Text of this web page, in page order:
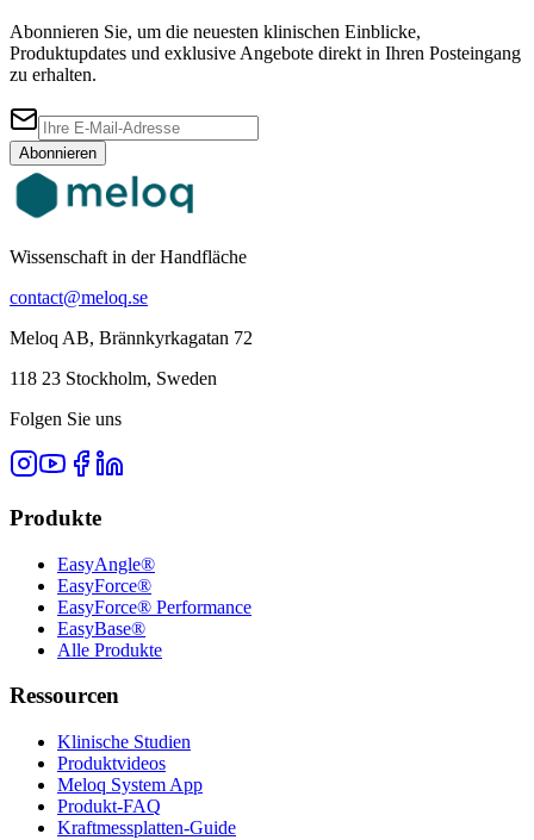
Abonnieren Sie, um die neuesten klinischen Einblicke,
Produktupdates und exklusive Angebote direkt in Ihren Posteingang
zu erhalten.
Abonnieren
Wissenschaft in der Handfläche
contact@meloq.se
Meloq AB, Brännkyrkagatan 72
118 23 Stockholm, Sweden
Folgen Sie uns
Produkte
EasyAngle®
EasyForce®
EasyForce® Performance
EasyBase®
Alle Produkte
Ressourcen
Klinische Studien
Produktvideos
Meloq System App
Produkt-FAQ
Kraftmessplatten-Guide